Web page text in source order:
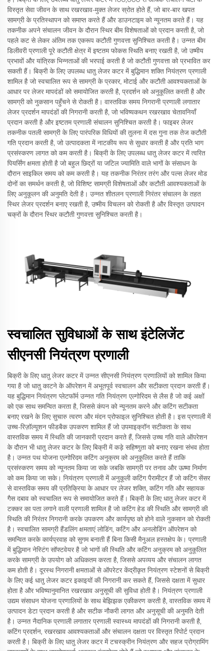
विस्तृत सेवा जीवन के साथ रखरखाव-मुक्त लेजर स्रोत होते हैं, जो बार-बार खपत
सामग्री के प्रतिस्थापन को समाप्त करते हैं और डाउनटाइम को न्यूनतम करते हैं। यह
तकनीक अपने संचालन जीवन के दौरान स्थिर बीम विशेषताओं को प्रदान करती है, जो
पहले कट से लेकर अंतिम तक एकरूप कटौती गुणवत्ता सुनिश्चित करती है। उन्नत बीम
डिलीवरी प्रणाली पूरे कटौती क्षेत्र में इष्टतम फोकस स्थिति बनाए रखती है, जो उष्मीय
प्रभावों और यांत्रिक भिन्नताओं की भरपाई करती है जो कटौती गुणवत्ता को प्रभावित कर
सकती हैं। बिक्री के लिए उपलब्ध धातु लेजर कटर में बुद्धिमान शक्ति नियंत्रण प्रणाली
शामिल है जो स्वचालित रूप से सामग्री के प्रकार, मोटाई और कटौती आवश्यकताओं के
आधार पर लेजर मापदंडों को समायोजित करती है, प्रदर्शन को अनुकूलित करती है और
सामग्री को नुकसान पहुँचने से रोकती है। वास्तविक समय निगरानी प्रणाली लगातार
लेजर प्रदर्शन मापदंडों की निगरानी करती है, जो भविष्यकथन रखरखाव चेतावनियाँ
प्रदान करती है और इष्टतम प्रणाली संचालन सुनिश्चित करती है। फाइबर लेजर
तकनीक पतली सामग्री के लिए पारंपरिक विधियों की तुलना में दस गुना तक तेज कटौती
गति प्रदान करती है, जो उत्पादकता में नाटकीय रूप से सुधार करती है और प्रति भाग
प्रसंस्करण लागत को कम करती है। बिक्री के लिए उपलब्ध धातु लेजर कटर में त्वरित
पियर्सिंग क्षमता होती है जो बहुल छिद्रों या जटिल ज्यामिति वाले भागों के संसाधन के
दौरान साइकिल समय को कम करती है। यह तकनीक निरंतर तरंग और पल्स लेजर मोड
दोनों का समर्थन करती है, जो विशिष्ट सामग्री विशेषताओं और कटौती आवश्यकताओं के
लिए अनुकूलन की अनुमति देती है। उन्नत शीतलन प्रणाली निरंतर संचालन के तहत
स्थिर लेजर प्रदर्शन बनाए रखती है, उष्मीय विचलन को रोकती है और विस्तृत उत्पादन
चक्रों के दौरान स्थिर कटौती गुणवत्ता सुनिश्चित करती है।
स्वचालित सुविधाओं के साथ इंटेलिजेंट
सीएनसी नियंत्रण प्रणाली
बिक्री के लिए धातु लेजर कटर में उन्नत सीएनसी नियंत्रण प्रणालियों को शामिल किया
गया है जो धातु काटने के ऑपरेशन में अभूतपूर्व स्वचालन और सटीकता प्रदान करती हैं।
यह बुद्धिमान नियंत्रण प्लेटफॉर्म उन्नत गति नियंत्रण एल्गोरिदम से लैस है जो कई अक्षों
को एक साथ समन्वित करता है, जिससे कंपन को न्यूनतम करने और कटिंग सटीकता
बनाए रखने के लिए सुचारु त्वरण और मंदन प्रोफाइल सुनिश्चित होती है। इस प्रणाली में
उच्च-रिज़ॉल्यूशन फीडबैक उपकरण शामिल हैं जो उपमाइक्रॉन सटीकता के साथ
वास्तविक समय में स्थिति की जानकारी प्रदान करते हैं, जिससे उच्च गति वाले ऑपरेशन
के दौरान भी धातु लेजर कटर के लिए बिक्री में कड़े सहिष्णुता को बनाए रखना संभव होता
है। उन्नत पथ योजना एल्गोरिदम कटिंग अनुक्रम को अनुकूलित करते हैं ताकि
प्रसंस्करण समय को न्यूनतम किया जा सके जबकि सामग्री पर तनाव और ऊष्मा निर्माण
को कम किया जा सके। नियंत्रण प्रणाली में अनुकूली कटिंग पैरामीटर हैं जो कटिंग सेंसर
से वास्तविक समय की प्रतिक्रिया के आधार पर लेजर शक्ति, कटिंग गति और सहायक
गैस दबाव को स्वचालित रूप से समायोजित करते हैं। बिक्री के लिए धातु लेजर कटर में
टक्कर का पता लगाने वाली प्रणाली शामिल है जो कटिंग हेड की स्थिति और सामग्री की
स्थिति की निरंतर निगरानी करके उपकरण और कार्यपृष्ठ को होने वाले नुकसान को रोकती
है। स्वचालित सामग्री हैंडलिंग क्षमताएं लोडिंग, कटिंग और अनलोडिंग ऑपरेशन को
समन्वित करके कार्यप्रवाह को सुगम बनाती हैं बिना किसी मैनुअल हस्तक्षेप के। प्रणाली
में बुद्धिमान नेस्टिंग सॉफ्टवेयर है जो भागों की स्थिति और कटिंग अनुक्रम को अनुकूलित
करके सामग्री के उपयोग को अधिकतम करता है, जिससे अपव्यय और संचालन लागत
कम होती है। दूरस्थ निगरानी क्षमताओं से ऑपरेटर केंद्रीकृत नियंत्रण स्टेशनों से बिक्री
के लिए कई धातु लेजर कटर इकाइयों की निगरानी कर सकते हैं, जिससे दक्षता में सुधार
होता है और भविष्यानुमानित रखरखाव अनुसूची की सुविधा होती है। नियंत्रण प्रणाली
उद्यम संसाधन योजना प्रणालियों के साथ बेझिझक एकीकरण करती है, वास्तविक समय में
उत्पादन डेटा प्रदान करती है और सटीक नौकरी लागत और अनुसूची की अनुमति देती
है। उन्नत नैदानिक प्रणाली लगातार प्रणाली स्वास्थ्य मापदंडों की निगरानी करती है,
कटिंग प्रदर्शन, रखरखाव आवश्यकताओं और संचालन दक्षता पर विस्तृत रिपोर्ट प्रदान
करती है। बिक्री के लिए धातु लेजर कटर में टचस्क्रीन नियंत्रण और सहज प्रोग्रामिंग